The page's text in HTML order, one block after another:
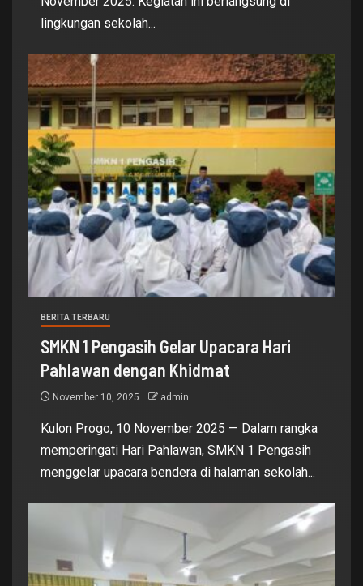
lingkungan sekolah...
BERITA TERBARU
SMKN 1 Pengasih Gelar Upacara Hari
Pahlawan dengan Khidmat
November 10, 2025 admin
Kulon Progo, 10 November 2025 — Dalam rangka
memperingati Hari Pahlawan, SMKN 1 Pengasih
menggelar upacara bendera di halaman sekolah...